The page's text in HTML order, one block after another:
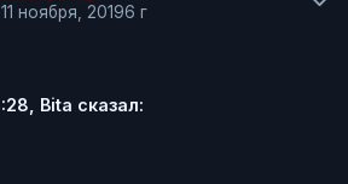
11 ноября, 20196 г
Bita сказал: